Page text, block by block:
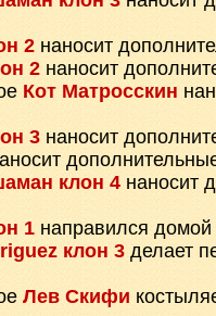
2 наносит
2 наносит
Кот Матросскин
3 наносит
клон 4 наносит
1 направился домой
клон 3 делает
Лев Скифи